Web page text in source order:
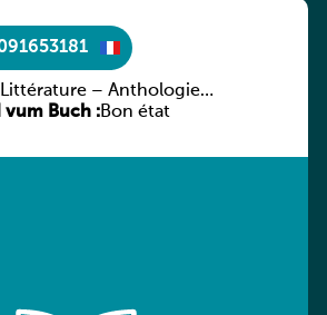
Littérature – Anthologie
2de/1re
vum Buch :Bon état